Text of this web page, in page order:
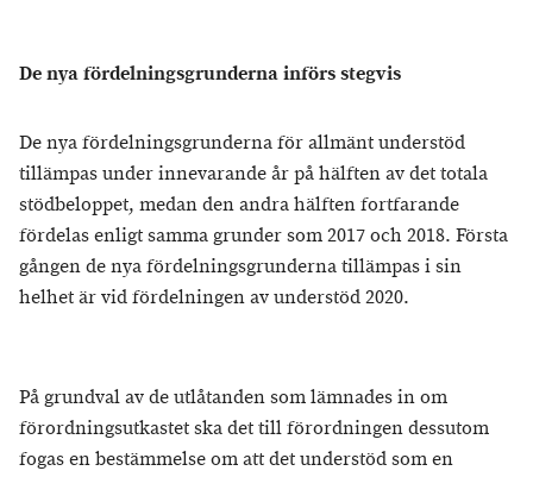
De nya fördelningsgrunderna införs stegvis
De nya fördelningsgrunderna för allmänt understöd
tillämpas under innevarande år på hälften av det totala
stödbeloppet, medan den andra hälften fortfarande
fördelas enligt samma grunder som 2017 och 2018. Första
gången de nya fördelningsgrunderna tillämpas i sin
helhet är vid fördelningen av understöd 2020.
På grundval av de utlåtanden som lämnades in om
förordningsutkastet ska det till förordningen dessutom
fogas en bestämmelse om att det understöd som en